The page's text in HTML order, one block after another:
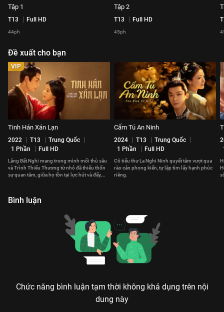
Tập 1
T13 Full HD
44ph
Tập 2
T13 Full HD
45ph
Đề xuất cho bạn
VIP
Tinh Hán Xán Lạn
2022 T13
Trung Quốc
1 Phần
Full HD
Lăng Bất Nghi mang trong mình mối thù sâu
và Trình Thiếu Thương từ nhỏ đã thiếu thốn
sự quan tâm, giữa họ tồn tại lực hút và đẩy,
Cẩm Tú An Ninh
2024 T13
Trung Quốc
1 Phần
Full HD
Cô tiểu thư La Nghi Ninh quyết tâm vượt qua
rào cản phong kiến, tự lập tìm lấy hạnh phúc
riêng.
Bình luận
Chức năng bình luận tạm thời không khả dụng trên nội
dung này